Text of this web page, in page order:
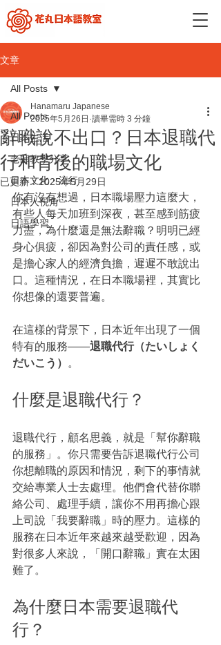
文章
All Posts
日本生活
老師教學分享
日本文化・流行
日本人視角
日語學習
All Posts
辭職說不出口？日本退職代
行和背後的職場文化
Hanamaru Japanese
2025年5月26日 讀畢需時 3 分鐘
已更新：2025年5月29日
你有沒有想過，日本職場壓力這麼大，
有些人每天加班到深夜，甚至感到筋疲
力盡，為什麼還是無法辭職？明明已經
身心俱疲，卻因為對公司的責任感，或
是擔心家人的經濟負擔，遲遲不敢說出
口。這種情況，在日本職場裡，其實比
你想像的還要普遍。
在這樣的背景下，日本近年出現了一個
特有的服務——退職代行（たいしょく
だいこう）
。
什麼是退職代行？
退職代行，顧名思義，就是「幫你辭職
的服務」。你只需要告訴退職代行公司
你想離職的原因和情況，剩下的事情就
交給專業人士去處理。他們會代替你聯
絡公司、處理手續，讓你不用再擔心跟
上司說「我要辭職」時的壓力。這樣的
服務在日本近年來越來越受歡迎，因為
對很多人來說，「開口辭職」實在太困
難了。
為什麼日本需要退職代
行？